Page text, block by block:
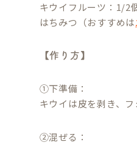
キウイフルーツ：1/2
はちみつ（おすすめは
【作り方】
①下準備：
キウイは皮を剥き、
②混ぜる：